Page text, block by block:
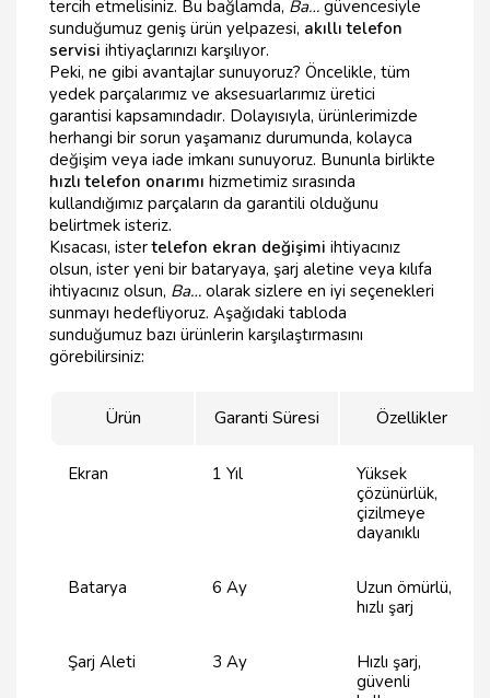
tercih etmelisiniz. Bu bağlamda, Ba… güvencesiyle
sunduğumuz geniş ürün yelpazesi, akıllı telefon
servisi ihtiyaçlarınızı karşılıyor.
Peki, ne gibi avantajlar sunuyoruz? Öncelikle, tüm
yedek parçalarımız ve aksesuarlarımız üretici
garantisi kapsamındadır. Dolayısıyla, ürünlerimizde
herhangi bir sorun yaşamanız durumunda, kolayca
değişim veya iade imkanı sunuyoruz. Bununla birlikte
hızlı telefon onarımı hizmetimiz sırasında
kullandığımız parçaların da garantili olduğunu
belirtmek isteriz.
Kısacası, istertelefon ekran değişimi ihtiyacınız
olsun, ister yeni bir bataryaya, şarj aletine veya kılıfa
ihtiyacınız olsun, Ba… olarak sizlere en iyi seçenekleri
sunmayı hedefliyoruz. Aşağıdaki tabloda
sunduğumuz bazı ürünlerin karşılaştırmasını
görebilirsiniz:
Ürün Garanti Süresi Özellikler
Ekran 1 Yıl
Yüksek
çözünürlük,
çizilmeye
dayanıklı
Batarya 6 Ay
Uzun ömürlü,
hızlı şarj
Şarj Aleti 3 Ay
Hızlı şarj,
güvenli